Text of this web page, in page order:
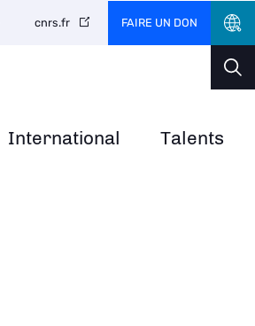
International Talents
cnrs.fr FAIRE UN DON